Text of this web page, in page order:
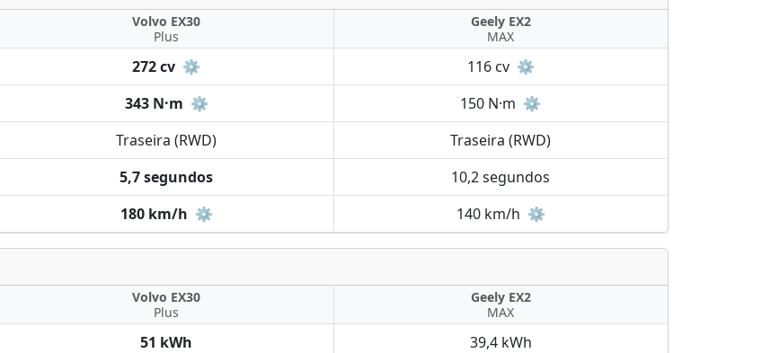
Volvo EX30
Plus
Geely EX2
MAX
272 cv ⚙️ 116 cv ⚙️
343 N·m ⚙️ 150 N·m ⚙️
Traseira (RWD) Traseira (RWD)
5,7 segundos 10,2 segundos
180 km/h ⚙️ 140 km/h ⚙️
Volvo EX30
Plus
Geely EX2
MAX
51 kWh 39,4 kWh